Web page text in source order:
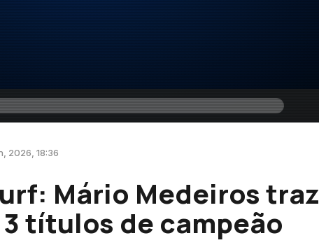
2026, 18:36
Mário Medeiros traz
títulos de campeão